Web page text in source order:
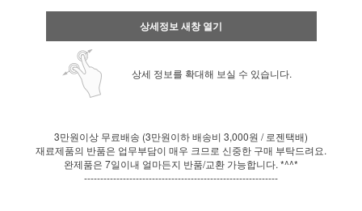
상세정보 새창 열기
상세 정보를 확대해 보실 수 있습니다.
3만원이상 무료배송 (3만원이하 배송비 3,000원 / 로젠택배)
재료제품의 반품은 업무부담이 매우 크므로 신중한 구매 부탁드려요.
완제품은 7일이내 얼마든지 반품/교환 가능합니다. *^^*
------------------------------------------------------------